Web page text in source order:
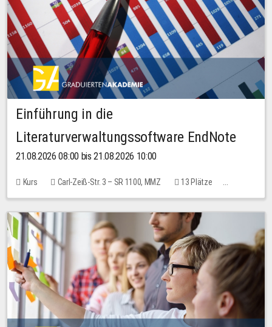
Einführung in die
Literaturverwaltungssoftware EndNote
21.08.2026 08:00 bis 21.08.2026 10:00
Kurs Carl-Zeiß-Str. 3 – SR 1100, MMZ
13 Plätze
10,00 EUR